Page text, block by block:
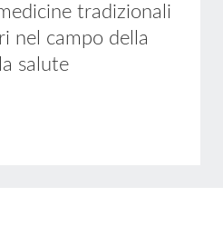
tradizionali
nel campo della
salute